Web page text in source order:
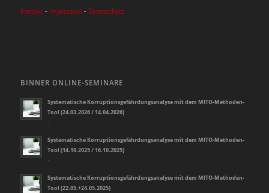
Kontakt - Impressum - Datenschutz
BINNER ONLINE-SEMINARE
Systematische Korruptionsgefährdungsanalyse mit dem MITO-Methoden-
Tool (24.03.2026 / 14.04.2026)
-
Systematische Korruptionsgefährdungsanalyse mit dem MITO-Methoden-
Tool (14.10.2025 / 16.10.2025)
-
Systematische Korruptionsgefährdungsanalyse mit dem MITO-Methoden-
Tool (22.05.+24.05.2025)